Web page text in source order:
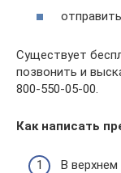
Существует
позвонить и
800-550-05-00.
Как написать
В верхнем